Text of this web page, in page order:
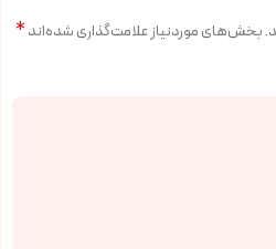
بخش‌های موردنیاز علامت‌گذاری شده‌اند*